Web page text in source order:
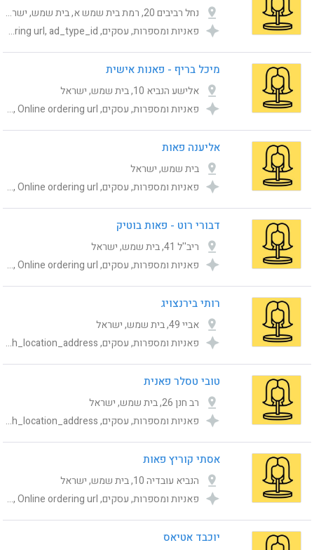
נחל רביבים 20, רמת בית שמש א, בית שמש, ישראל
פאניות ומספרות, עסקים, Category, publishing_status, shemesh_location_address, Online ordering url, ad_type_id
מיכל בריף - פאנות אישית
אלישע הנביא 10, בית שמש, ישראל
פאניות ומספרות, עסקים, Category, publishing_status, ad_type_id, shemesh_location_address, Online ordering url
אליענה פאות
בית שמש, ישראל
פאניות ומספרות, עסקים, Category, publishing_status, shemesh_location_address, ad_type_id, Online ordering url
דבורי רוט - פאות בוטיק
ריב''ל 41, בית שמש, ישראל
פאניות ומספרות, עסקים, Category, publishing_status, ad_type_id, shemesh_location_address, Online ordering url
רותי בירנצויג
אביי 49, בית שמש, ישראל
פאניות ומספרות, עסקים, Category, publishing_status, ad_type_id, Online ordering url, shemesh_location_address
טובי טסלר פאנית
רב חנן 26, בית שמש, ישראל
פאניות ומספרות, עסקים, Category, publishing_status, Online ordering url, ad_type_id, shemesh_location_address
אסתי קוריץ פאות
הנביא עובדיה 10, בית שמש, ישראל
פאניות ומספרות, עסקים, Category, publishing_status, shemesh_location_address, ad_type_id, Online ordering url
יוכבד אטיאס